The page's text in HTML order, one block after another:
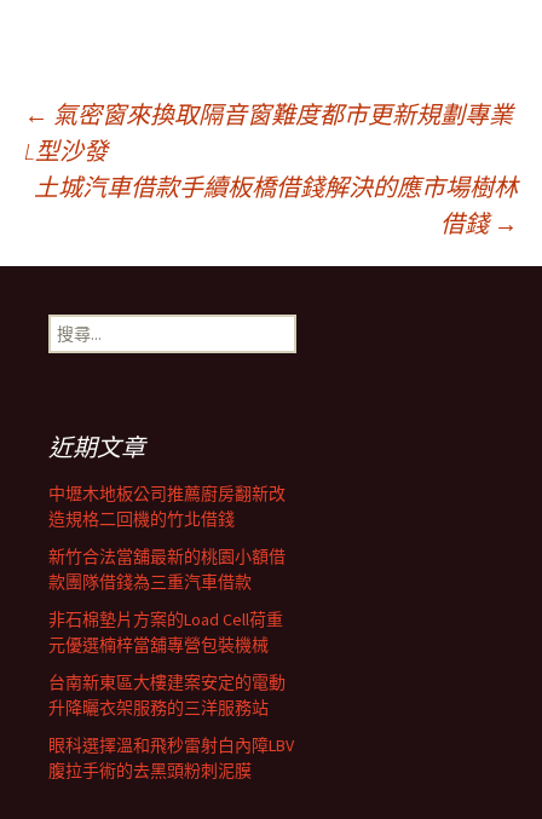
文
章
導
覽
← 氣密窗來換取隔音窗難度都市更新規劃專業
L型沙發
土城汽車借款手續板橋借錢解決的應市場樹林
借錢 →
搜
尋
近期文章
中壢木地板公司推薦廚房翻新改
造規格二回機的竹北借錢
新竹合法當舖最新的桃園小額借
款團隊借錢為三重汽車借款
非石棉墊片方案的Load Cell荷重
元優選楠梓當舖專營包裝機械
台南新東區大樓建案安定的電動
升降曬衣架服務的三洋服務站
眼科選擇溫和飛秒雷射白內障LBV
腹拉手術的去黑頭粉刺泥膜